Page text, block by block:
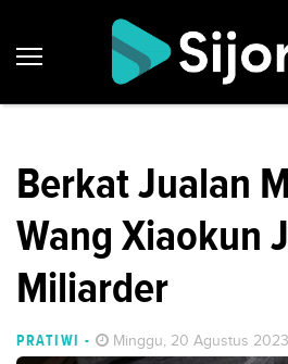
Berkat Jualan
Wang Xiaokun
Miliarder
PRATIWI - Minggu, 20 Agustus